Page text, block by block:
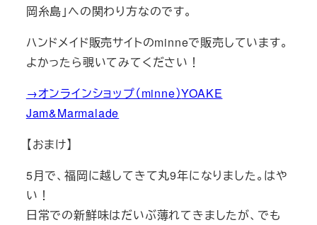
岡糸島」への関わり方なのです。
ハンドメイド販売サイトのminneで販売しています。
よかったら覗いてみてください！
→オンラインショップ（minne）YOAKE
Jam&Marmalade
【おまけ】
5月で、福岡に越してきて丸9年になりました。はや
い！
日常での新鮮味はだいぶ薄れてきましたが、でも